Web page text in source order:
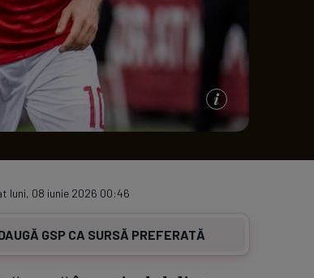
luni, 08 iunie 2026 00:46
GSP CA SURSĂ PREFERATĂ